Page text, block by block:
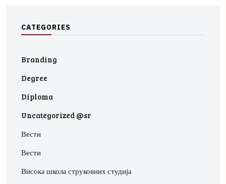
CATEGORIES
Branding
Degree
Diploma
Uncategorized @sr
Вести
Вести
Висока школа струковних студија